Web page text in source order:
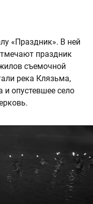
«Праздник». В ней
праздник
съемочной
река Клязьма,
опустевшее село